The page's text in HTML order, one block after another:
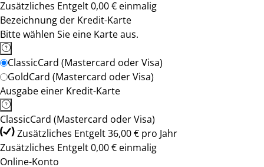
Zusätzliches Entgelt 0,00 € einmalig
Bezeichnung der Kredit-Karte
Bitte wählen Sie eine Karte aus.
ClassicCard (Mastercard oder Visa)
GoldCard (Mastercard oder Visa)
Ausgabe einer Kredit-Karte
ClassicCard (Mastercard oder Visa)
Zusätzliches Entgelt 36,00 € pro Jahr
Zusätzliches Entgelt 0,00 € einmalig
Online-Konto